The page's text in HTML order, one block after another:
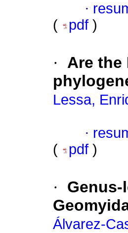
·
(
pdf )
·
Are the
Lessa,
·
(
pdf )
·
Álvarez-